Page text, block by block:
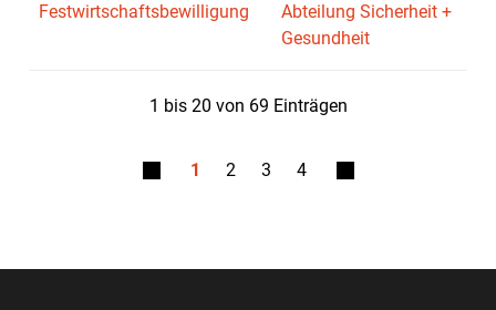
Festwirtschaftsbewilligung
Abteilung Sicherheit +
Gesundheit
1 bis 20 von 69 Einträgen
1 2 3 4